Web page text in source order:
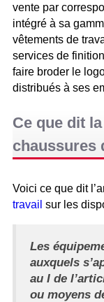
vente par
intégré à sa
vêtements de
services de
faire broder le
distribués à ses
Ce que dit
chaussures
Voici ce que dit
travail sur les
Les
auxquels
au I de
ou moyens